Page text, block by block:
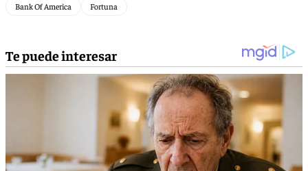
Bank Of America Fortuna